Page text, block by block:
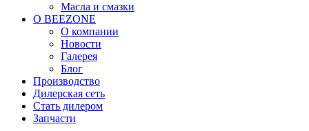
Масла и смазки
О BEEZONE
О компании
Новости
Галерея
Блог
Производство
Дилерская сеть
Стать дилером
Запчасти